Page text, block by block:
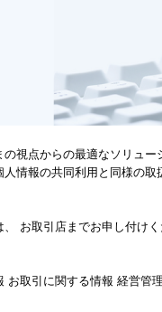
視点からの最適なソリュ
情報の共同利用と同様の
お取引店までお申し付けく
取引に関する情報 経営管